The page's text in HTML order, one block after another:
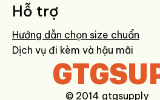
Hỗ trợ
Hướng dẫn chọn size chuẩn
Dịch vụ đi kèm và hậu mãi
© 2014 gtgsupply